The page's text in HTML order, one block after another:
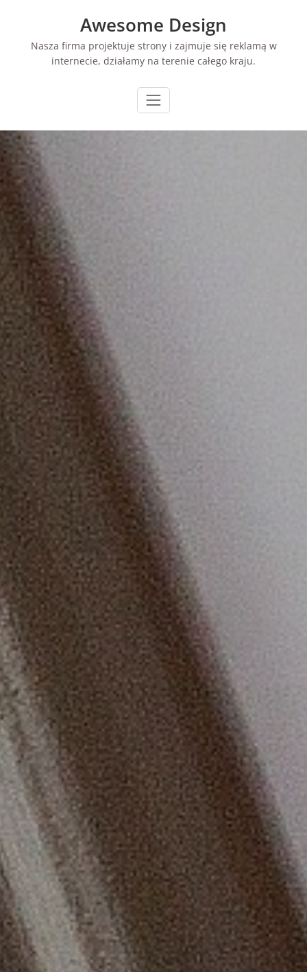
Awesome Design
Nasza firma projektuje strony i zajmuje się reklamą w
internecie, działamy na terenie całego kraju.